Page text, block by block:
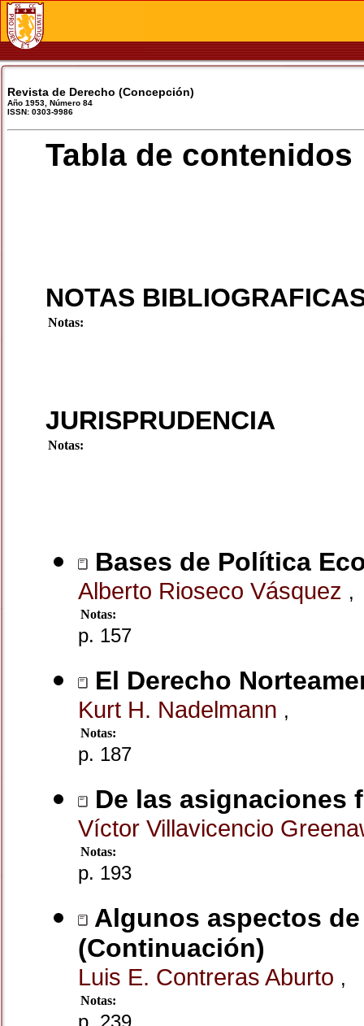
Revista de Derecho (Concepción)
Año 1953, Número 84
ISSN: 0303-9986
Tabla de contenidos
NOTAS
Notas:
JURISPRUDENCIA
Notas:
Bases de Política
Alberto Rioseco Vásquez ,
Notas:
p. 157
El Derecho
Kurt H. Nadelmann ,
Notas:
p. 187
De las asignaciones
Víctor Villavicencio
Notas:
p. 193
Algunos aspectos
(Continuación)
Luis E. Contreras Aburto ,
Notas:
p. 239